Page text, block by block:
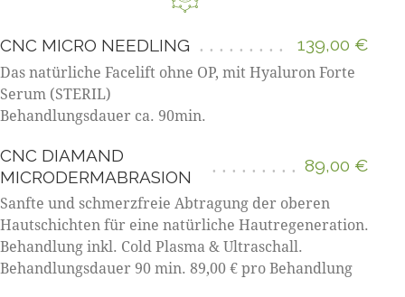
CNC MICRO NEEDLING 139,00 €
Das natürliche Facelift ohne OP, mit Hyaluron Forte
Serum (STERIL)
Behandlungsdauer ca. 90min.
CNC DIAMAND
MICRODERMABRASION
89,00 €
Sanfte und schmerzfreie Abtragung der oberen
Hautschichten für eine natürliche Hautregeneration.
Behandlung inkl. Cold Plasma & Ultraschall.
Behandlungsdauer 90 min. 89,00 € pro Behandlung